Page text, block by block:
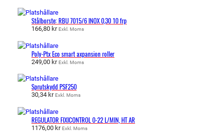
Stålborste: RBU 7015/6 INOX 0,30 10 frp
166,80 kr Exkl. Moms
Poly-Ptx Eco smart axpansion roller
249,00 kr Exkl. Moms
Sprutskydd PSF250
30,34 kr Exkl. Moms
REGULATOR FIXICONTROL 0-22 L/MIN, HT AR
1176,00 kr Exkl. Moms